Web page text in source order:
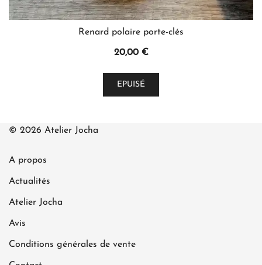
Renard polaire porte-clés
20,00 €
EPUISÉ
© 2026 Atelier Jocha
A propos
Actualités
Atelier Jocha
Avis
Conditions générales de vente